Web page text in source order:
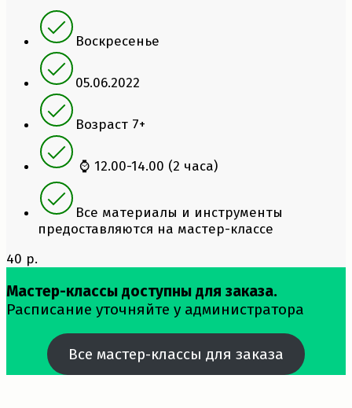
Воскресенье
05.06.2022
Возраст 7+
⌚ 12.00-14.00 (2 часа)
Все материалы и инструменты
предоставляются на мастер-классе
40 р.
Мастер-классы доступны для заказа.
Расписание уточняйте у администратора
Все мастер-классы для заказа